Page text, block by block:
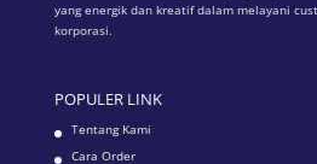
yang energik dan kreatif dalam melayani
korporasi.
POPULER LINK
Tentang Kami
Cara Order